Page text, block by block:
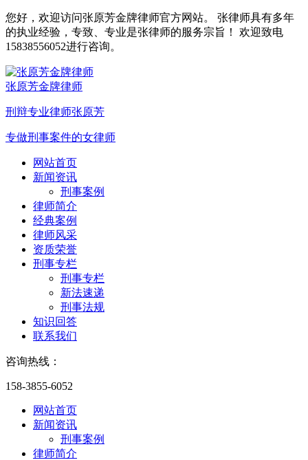
您好，欢迎访问张原芳金牌律师官方网站。 张律师具有多年
的执业经验，专致、专业是张律师的服务宗旨！ 欢迎致电
15838556052进行咨询。
张原芳金牌律师
刑辩专业律师张原芳
专做刑事案件的女律师
网站首页
新闻资讯
刑事案例
律师简介
经典案例
律师风采
资质荣誉
刑事专栏
刑事专栏
新法速递
刑事法规
知识回答
联系我们
咨询热线：
158-3855-6052
网站首页
新闻资讯
刑事案例
律师简介